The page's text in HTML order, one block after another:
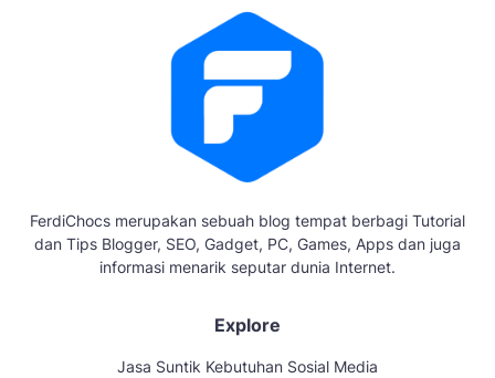
FerdiChocs merupakan sebuah blog tempat berbagi Tutorial
dan Tips Blogger, SEO, Gadget, PC, Games, Apps dan juga
informasi menarik seputar dunia Internet.
Explore
Jasa Suntik Kebutuhan Sosial Media